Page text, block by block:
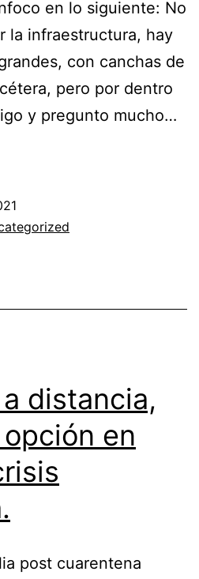
en lo siguiente: No
la infraestructura, hay
con canchas de
pero por dentro
y pregunto mucho…
distancia,
en
post cuarentena